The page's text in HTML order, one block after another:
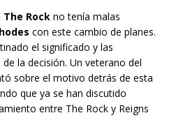
The Rock no tenía malas
con este cambio de planes.
el significado y las
la decisión. Un veterano del
sobre el motivo detrás de esta
que ya se han discutido
entre The Rock y Reigns